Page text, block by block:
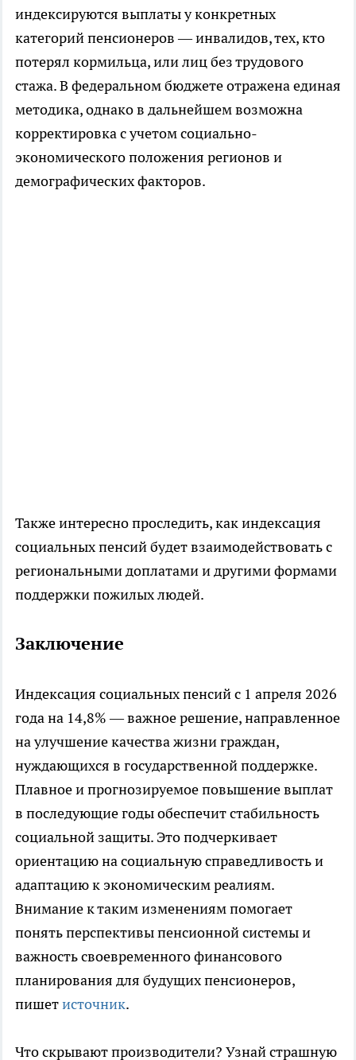
индексируются выплаты у конкретных
категорий пенсионеров — инвалидов, тех, кто
потерял кормильца, или лиц без трудового
стажа. В федеральном бюджете отражена единая
методика, однако в дальнейшем возможна
корректировка с учетом социально-
экономического положения регионов и
демографических факторов.
Также интересно проследить, как индексация
социальных пенсий будет взаимодействовать с
региональными доплатами и другими формами
поддержки пожилых людей.
Заключение
Индексация социальных пенсий с 1 апреля 2026
года на 14,8% — важное решение, направленное
на улучшение качества жизни граждан,
нуждающихся в государственной поддержке.
Плавное и прогнозируемое повышение выплат
в последующие годы обеспечит стабильность
социальной защиты. Это подчеркивает
ориентацию на социальную справедливость и
адаптацию к экономическим реалиям.
Внимание к таким изменениям помогает
понять перспективы пенсионной системы и
важность своевременного финансового
планирования для будущих пенсионеров,
пишетисточник.
Что скрывают производители? Узнай страшную